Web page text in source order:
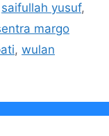
saifullah yusuf,
margo
, wulan